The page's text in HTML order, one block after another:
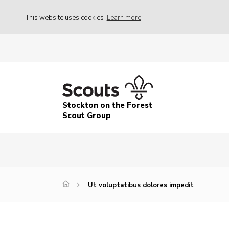
This website uses cookies Learn more
Stockton on the Forest
Scout Group
Ut voluptatibus dolores impedit